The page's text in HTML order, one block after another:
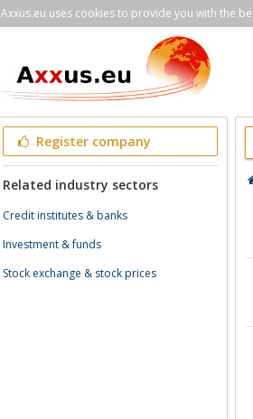
Axxus.eu uses cookies to provide you with the
Register company
Related industry sectors
Credit institutes & banks
Investment & funds
Stock exchange & stock prices